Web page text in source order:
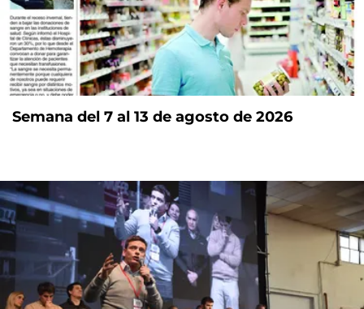
Semana del 7 al 13 de agosto de 2026